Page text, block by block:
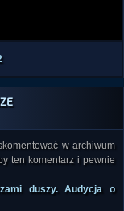
w archiwum
ten komentarz i pewnie
duszy. Audycja o